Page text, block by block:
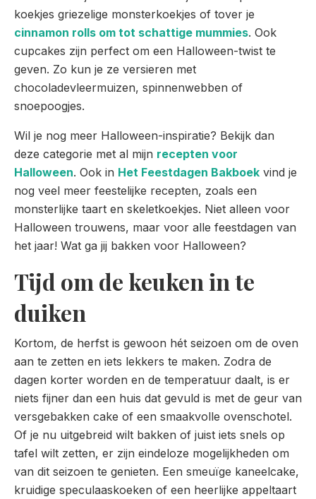
koekjes griezelige monsterkoekjes of tover je
cinnamon rolls om tot schattige mummies. Ook
cupcakes zijn perfect om een Halloween-twist te
geven. Zo kun je ze versieren met
chocoladevleermuizen, spinnenwebben of
snoepoogjes.
Wil je nog meer Halloween-inspiratie? Bekijk dan
deze categorie met al mijn recepten voor
Halloween. Ook in Het Feestdagen Bakboek vind je
nog veel meer feestelijke recepten, zoals een
monsterlijke taart en skeletkoekjes. Niet alleen voor
Halloween trouwens, maar voor alle feestdagen van
het jaar! Wat ga jij bakken voor Halloween?
Tijd om de keuken in te
duiken
Kortom, de herfst is gewoon hét seizoen om de oven
aan te zetten en iets lekkers te maken. Zodra de
dagen korter worden en de temperatuur daalt, is er
niets fijner dan een huis dat gevuld is met de geur van
versgebakken cake of een smaakvolle ovenschotel.
Of je nu uitgebreid wilt bakken of juist iets snels op
tafel wilt zetten, er zijn eindeloze mogelijkheden om
van dit seizoen te genieten. Een smeuïge kaneelcake,
kruidige speculaaskoeken of een heerlijke appeltaart